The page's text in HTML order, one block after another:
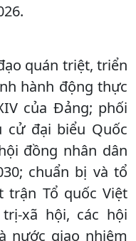
quán triệt, triển
hành động thực
của Đảng; phối
đại biểu Quốc
đồng nhân dân
chuẩn bị và tổ
trận Tổ quốc Việt
xã hội, các hội
nước giao nhiệm